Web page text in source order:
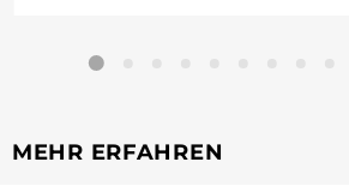
MEHR ERFAHREN